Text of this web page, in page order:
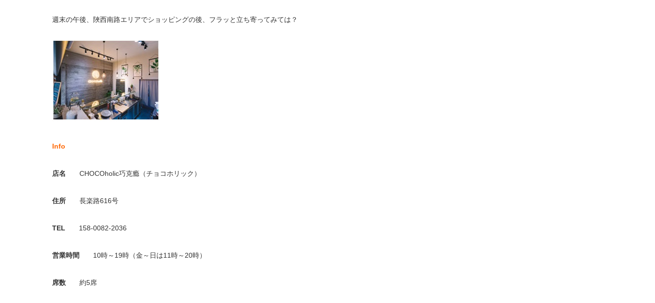
週末の午後、陜西南路エリアでショッピングの後、フラッと立ち寄ってみては？
Info
店名 CHOCOholic巧克瘾（チョコホリック）
住所 長楽路616号
TEL 158-0082-2036
営業時間 10時～19時（金～日は11時～20時）
席数 約5席